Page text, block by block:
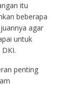
itu
beberapa
agar
untuk
penting